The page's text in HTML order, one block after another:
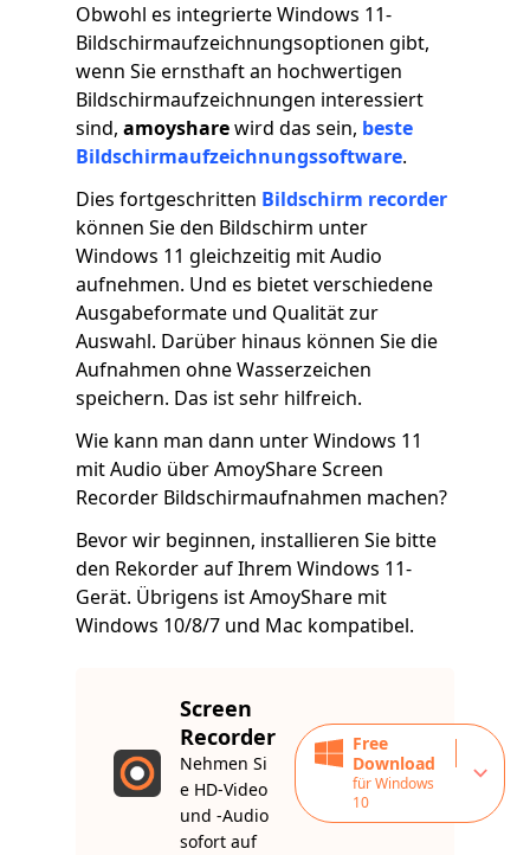
Obwohl es integrierte Windows 11-
Bildschirmaufzeichnungsoptionen gibt,
wenn Sie ernsthaft an hochwertigen
Bildschirmaufzeichnungen interessiert
sind, amoysharewird das sein, beste
Bildschirmaufzeichnungssoftware.
Dies fortgeschritten Bildschirm recorder
können Sie den Bildschirm unter
Windows 11 gleichzeitig mit Audio
aufnehmen. Und es bietet verschiedene
Ausgabeformate und Qualität zur
Auswahl. Darüber hinaus können Sie die
Aufnahmen ohne Wasserzeichen
speichern. Das ist sehr hilfreich.
Wie kann man dann unter Windows 11
mit Audio über AmoyShare Screen
Recorder Bildschirmaufnahmen machen?
Bevor wir beginnen, installieren Sie bitte
den Rekorder auf Ihrem Windows 11-
Gerät. Übrigens ist AmoyShare mit
Windows 10/8/7 und Mac kompatibel.
Screen
Recorder
Nehmen Si
e HD-Video
und -Audio
sofort auf
Free
Download
für Windows
10